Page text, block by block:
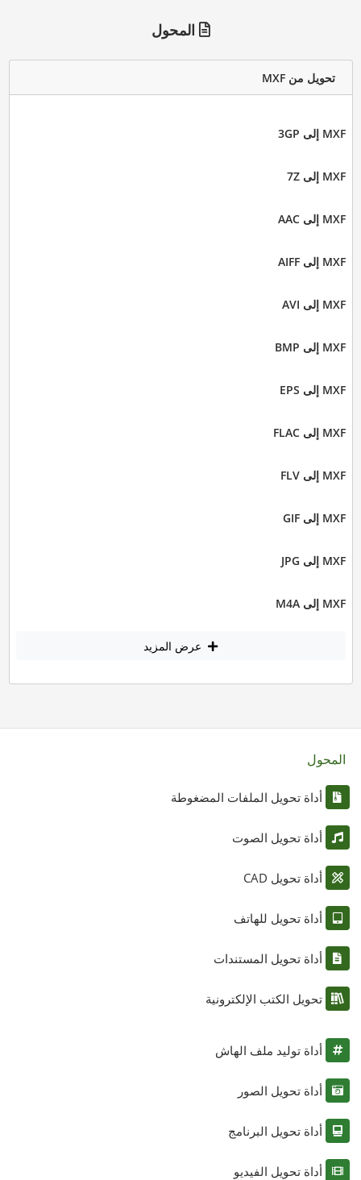
المحول
تحويل من MXF
MXF إلى 3GP
MXF إلى 7Z
MXF إلى AAC
MXF إلى AIFF
MXF إلى AVI
MXF إلى BMP
MXF إلى EPS
MXF إلى FLAC
MXF إلى FLV
MXF إلى GIF
MXF إلى JPG
MXF إلى M4A
عرض المزيد
المحول
أداة تحويل الملفات المضغوطة
أداة تحويل الصوت
أداة تحويل CAD
أداة تحويل للهاتف
أداة تحويل المستندات
تحويل الكتب الإلكترونية
أداة توليد ملف الهاش
أداة تحويل الصور
أداة تحويل البرنامج
أداة تحويل الفيديو